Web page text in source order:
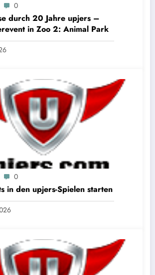
0
durch 20 Jahre upjers –
in Zoo 2: Animal Park
0
in den upjers-Spielen starten